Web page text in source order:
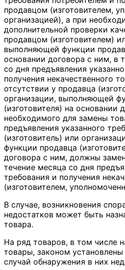
продавцом (изготовителем,
организацией), а при
дополнительной проверки
продавцом (изготовителем)
выполняющей функции
основании договора с ним, в
со дня предъявления
получения некачественного
отсутствии у продавца
организации, выполняющей
(изготовителя) на основании
необходимого для замены
предъявления указанного
(изготовитель) или
функции продавца
договора с ним, должны
течение месяца со дня
требования и получения
(изготовителем,
В случае, возникновения
недостатков может быть
товара.
На ряд товаров, в том числе
товары, законом
случай обнаружения в них